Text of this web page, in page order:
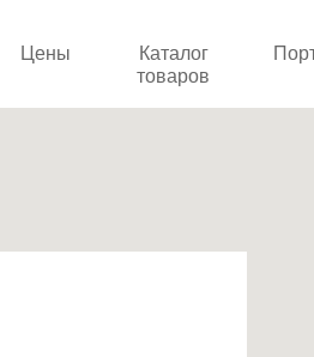
Каталог
товаров
Цены